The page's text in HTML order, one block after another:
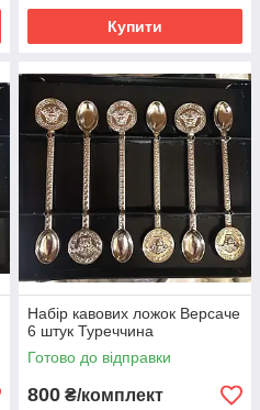
Купити
Набір кавових ложок Версаче
6 штук Туреччина
Готово до відправки
800 ₴/комплект